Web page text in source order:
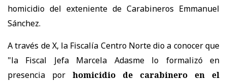
homicidio del exteniente de Carabineros Emmanuel
Sánchez.
A través de X, la Fiscalía Centro Norte dio a conocer que
"la Fiscal Jefa Marcela Adasme lo formalizó en
presencia por homicidio de carabinero en el